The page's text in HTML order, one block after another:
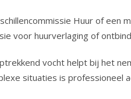
Huur of een
voor huurverlaging of
vocht helpt bij het
situaties is professioneel